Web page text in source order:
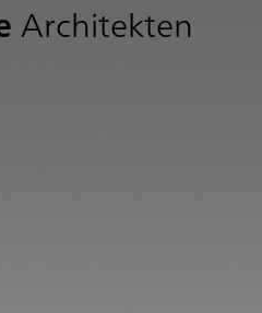
Architekten